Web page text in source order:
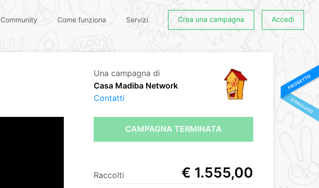
Community Come funziona Servizi Crea una campagna Accedi
Una campagna di
Casa Madiba Network
Contatti
CAMPAGNA TERMINATA
Raccolti € 1.555,00